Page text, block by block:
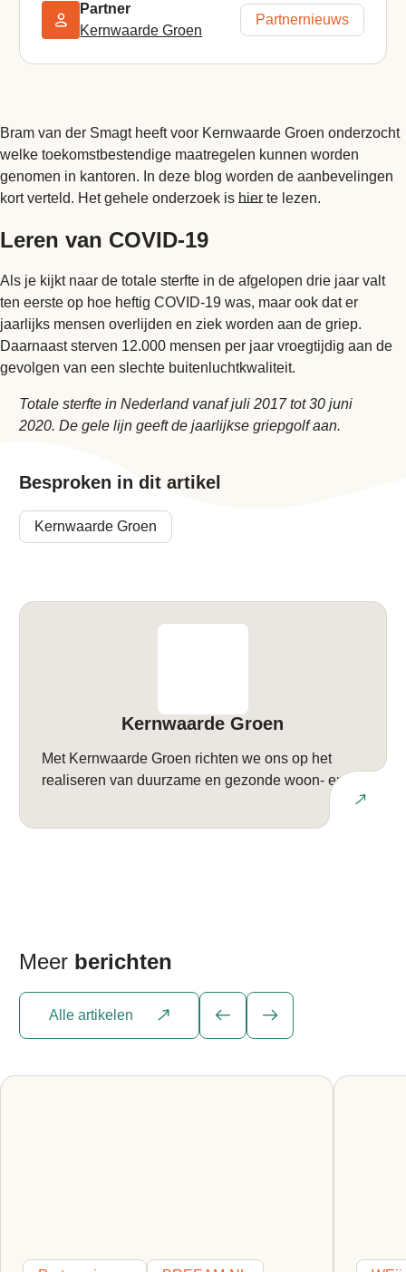
Partner
Kernwaarde Groen
Partnernieuws
Bram van der Smagt heeft voor Kernwaarde Groen onderzocht
welke toekomstbestendige maatregelen kunnen worden
genomen in kantoren. In deze blog worden de aanbevelingen
kort verteld. Het gehele onderzoek is hier te lezen.
Leren van COVID-19
Als je kijkt naar de totale sterfte in de afgelopen drie jaar valt
ten eerste op hoe heftig COVID-19 was, maar ook dat er
jaarlijks mensen overlijden en ziek worden aan de griep.
Daarnaast sterven 12.000 mensen per jaar vroegtijdig aan de
gevolgen van een slechte buitenluchtkwaliteit.
Totale sterfte in Nederland vanaf juli 2017 tot 30 juni
2020. De gele lijn geeft de jaarlijkse griepgolf aan.
Besproken in dit artikel
Kernwaarde Groen
Kernwaarde Groen
Met Kernwaarde Groen richten we ons op het
realiseren van duurzame en gezonde woon- en
werkomgevingen. Wij begeleiden opdrachtgevers
vanaf de initiatiefase, het ontwerp tot en met de
kwaliteit en kosten van […]
Lees meer
Meer berichten
Alle artikelen